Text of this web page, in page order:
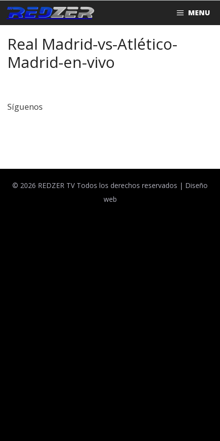
Saltar
al
MENU
Real Madrid-vs-Atlético-
Madrid-en-vivo
Síguenos
© 2026 REDZER TV Todos los derechos reservados | Diseño
web